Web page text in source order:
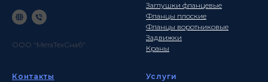
ООО "МетаТехСнаб"
Заглушки фланцевые
Фланцы плоские
Фланцы воротниковые
Задвижки
Краны
Контакты Услуги